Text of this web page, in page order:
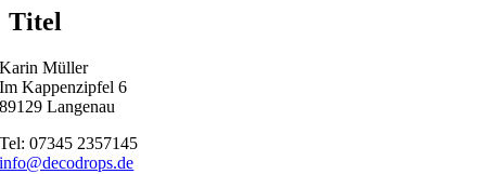
view
Titel
Karin Müller
Im Kappenzipfel 6
89129 Langenau
Tel: 07345 2357145
info@decodrops.de